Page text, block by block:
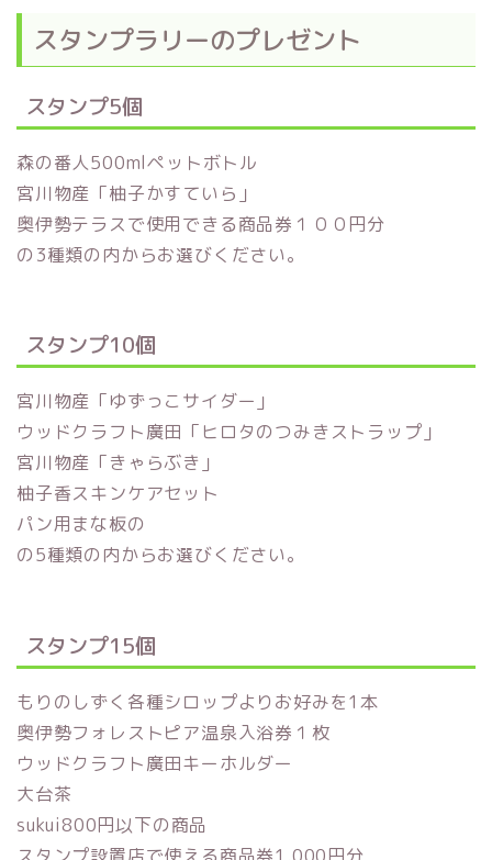
スタンプラリーのプレゼント
スタンプ5個
森の番人500mlペットボトル
宮川物産「柚子かすていら」
奥伊勢テラスで使用できる商品券１００円分
の3種類の内からお選びください。
スタンプ10個
宮川物産「ゆずっこサイダー」
ウッドクラフト廣田「ヒロタのつみきストラップ」
宮川物産「きゃらぶき」
柚子香スキンケアセット
パン用まな板の
の5種類の内からお選びください。
スタンプ15個
もりのしずく各種シロップよりお好みを1本
奥伊勢フォレストピア温泉入浴券１枚
ウッドクラフト廣田キーホルダー
大台茶
sukui800円以下の商品